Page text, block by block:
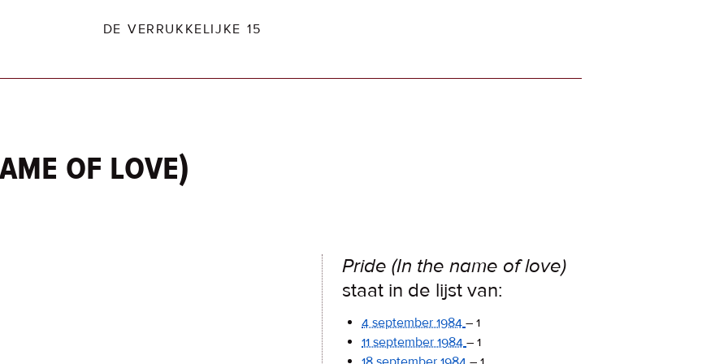
DE VERRUKKELIJKE 15
of love)
Pride (In the name of love)
staat in de lijst van:
4 september 1984 – 1
11 september 1984 – 1